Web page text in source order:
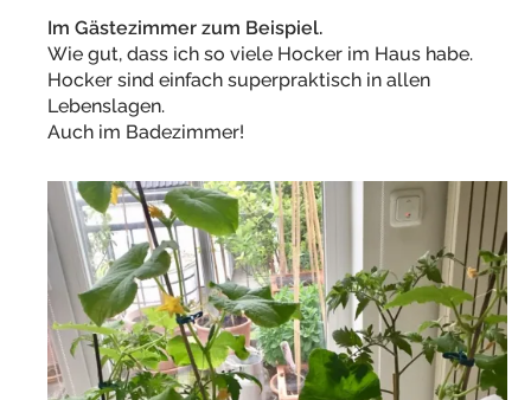
Im Gästezimmer zum Beispiel.
Wie gut, dass ich so viele Hocker im Haus habe.
Hocker sind einfach superpraktisch in allen
Lebenslagen.
Auch im Badezimmer!